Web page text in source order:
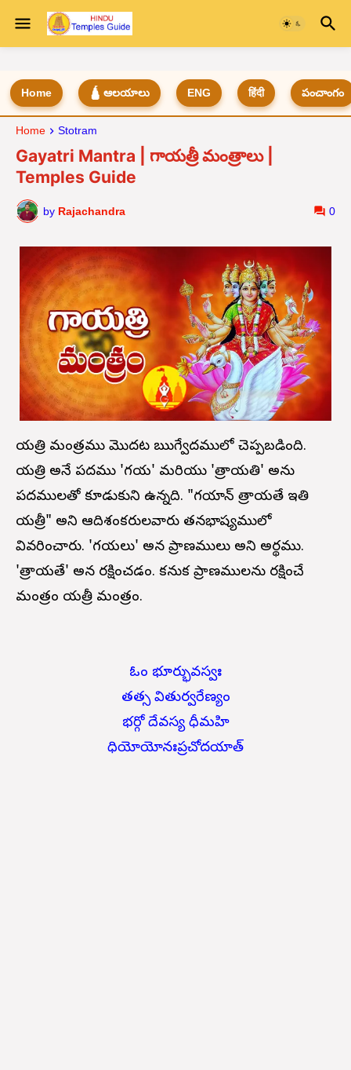
Home 🛕 ఆలయాలు ENG हिंदी పంచాంగం
Home Stotram
Gayatri Mantra | గాయత్రీ మంత్రాలు |
Temples Guide
by Rajachandra 0
గాయత్రి మంత్రము మొదటగా ఋగ్వేదములో చెప్పబడింది.
గాయత్రి అనే పదము 'గయ' మరియు 'త్రాయతి' అను
పదములతో కూడుకుని ఉన్నది. "గయాన్‌ త్రాయతే ఇతి
గాయత్రీ" అని ఆదిశంకరులవారు తనభాష్యములో
వివరించారు. 'గయలు' అనగా ప్రాణములు అని అర్థము.
'త్రాయతే' అనగా రక్షించడం. కనుక ప్రాణములను రక్షించే
మంత్రం గాయత్రీ మంత్రం.
ఓం భూర్భువస్వః
తత్స వితుర్వరేణ్యం
భర్గో దేవస్య ధీమహి
ధియోయోనఃప్రచోదయాత్